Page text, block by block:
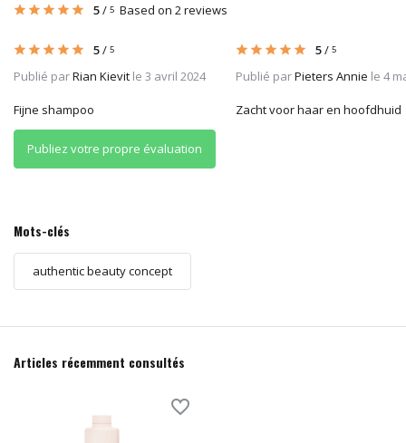
5/ 5 Based on 2 reviews
5/ 5
Publié parRian Kievit le 3 avril 2024
Fijne shampoo
5/ 5
Publié parPieters Annie le 4
Zacht voor haar en hoofdhuid
Publiez votre propre évaluation
Mots-clés
authentic beauty concept
Articles récemment consultés